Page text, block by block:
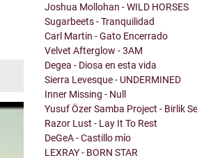
Joshua Mollohan - WILD HORSES
Sugarbeets - Tranquilidad
Carl Martin - Gato Encerrado
Velvet Afterglow - 3AM
Degea - Diosa en esta vida
Sierra Levesque - UNDERMINED
Inner Missing - Null
Yusuf Özer Samba Project - Birlik
Razor Lust - Lay It To Rest
DeGeA - Castillo mío
LEXRAY - BORN STAR